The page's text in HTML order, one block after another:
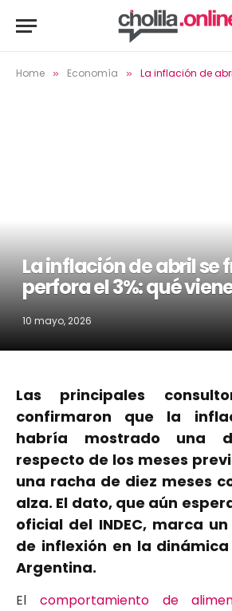
Home » Economía » La inflación de abril se
La inflación de abril se
perfora el 3%: qué
10 mayo, 2026
Las principales
confirmaron que la
habría mostrado una
respecto de los meses
una racha de diez meses
alza. El dato, que aún
oficial del INDEC, marca
de inflexión en la
Argentina.
El comportamiento de